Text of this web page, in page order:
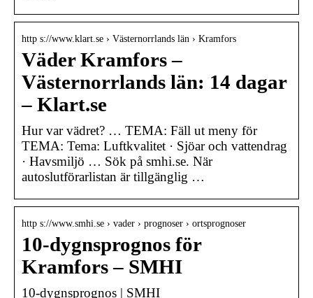
http s://www.klart.se › Västernorrlands län › Kramfors
Väder Kramfors –
Västernorrlands län: 14 dagar
– Klart.se
Hur var vädret? … TEMA: Fäll ut meny för
TEMA: Tema: Luftkvalitet · Sjöar och vattendrag
· Havsmiljö … Sök på smhi.se. När
autoslutförarlistan är tillgänglig …
http s://www.smhi.se › vader › prognoser › ortsprognoser
10-dygnsprognos för
Kramfors – SMHI
10-dygnsprognos | SMHI